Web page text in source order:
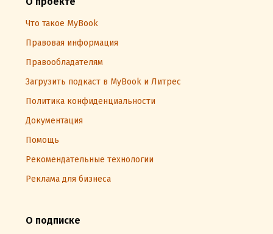
Что такое MyBook
Правовая информация
Правообладателям
Загрузить подкаст в MyBook и Литрес
Политика конфиденциальности
Документация
Помощь
Рекомендательные технологии
Реклама для бизнеса
О подписке